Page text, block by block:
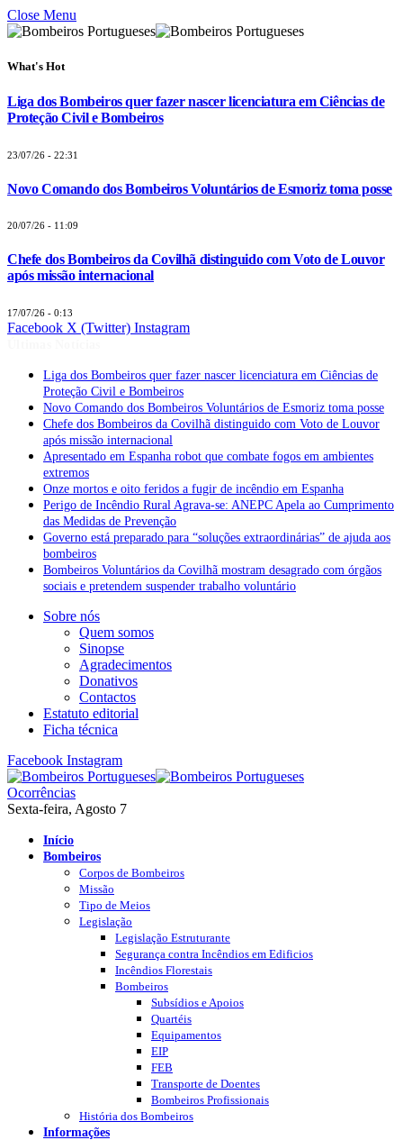
Close Menu
What's Hot
Liga dos Bombeiros quer fazer nascer licenciatura em Ciências de
Proteção Civil e Bombeiros
23/07/26 - 22:31
Novo Comando dos Bombeiros Voluntários de Esmoriz toma posse
20/07/26 - 11:09
Chefe dos Bombeiros da Covilhã distinguido com Voto de Louvor
após missão internacional
17/07/26 - 0:13
Facebook X (Twitter) Instagram
Liga dos Bombeiros quer fazer nascer licenciatura em Ciências de
Proteção Civil e Bombeiros
Novo Comando dos Bombeiros Voluntários de Esmoriz toma posse
Chefe dos Bombeiros da Covilhã distinguido com Voto de Louvor
após missão internacional
Apresentado em Espanha robot que combate fogos em ambientes
extremos
Onze mortos e oito feridos a fugir de incêndio em Espanha
Perigo de Incêndio Rural Agrava-se: ANEPC Apela ao Cumprimento
das Medidas de Prevenção
Governo está preparado para “soluções extraordinárias” de ajuda aos
bombeiros
Bombeiros Voluntários da Covilhã mostram desagrado com órgãos
sociais e pretendem suspender trabalho voluntário
Sobre nós
Quem somos
Sinopse
Agradecimentos
Donativos
Contactos
Estatuto editorial
Ficha técnica
Facebook Instagram
Ocorrências
Sexta-feira, Agosto 7
Início
Bombeiros
Corpos de Bombeiros
Missão
Tipo de Meios
Legislação
Legislação Estruturante
Segurança contra Incêndios em Edificios
Incêndios Florestais
Bombeiros
Subsídios e Apoios
Quartéis
Equipamentos
EIP
FEB
Transporte de Doentes
Bombeiros Profissionais
História dos Bombeiros
Informações